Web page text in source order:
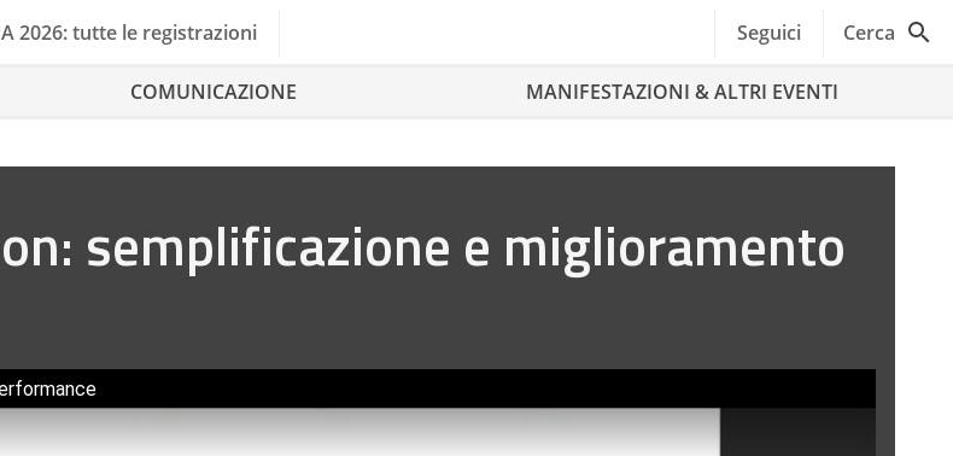
2026: tutte le registrazioni Seguici Cerca
COMUNICAZIONE MANIFESTAZIONI & ALTRI EVENTI
semplificazione e miglioramento